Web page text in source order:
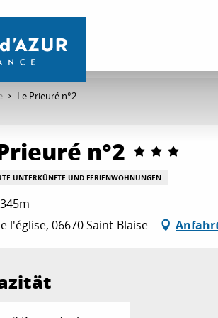
Le Prieuré n°2
n°2
UNTERKÜNFTE UND FERIENWOHNUNGEN
l'église, 06670 Saint-Blaise